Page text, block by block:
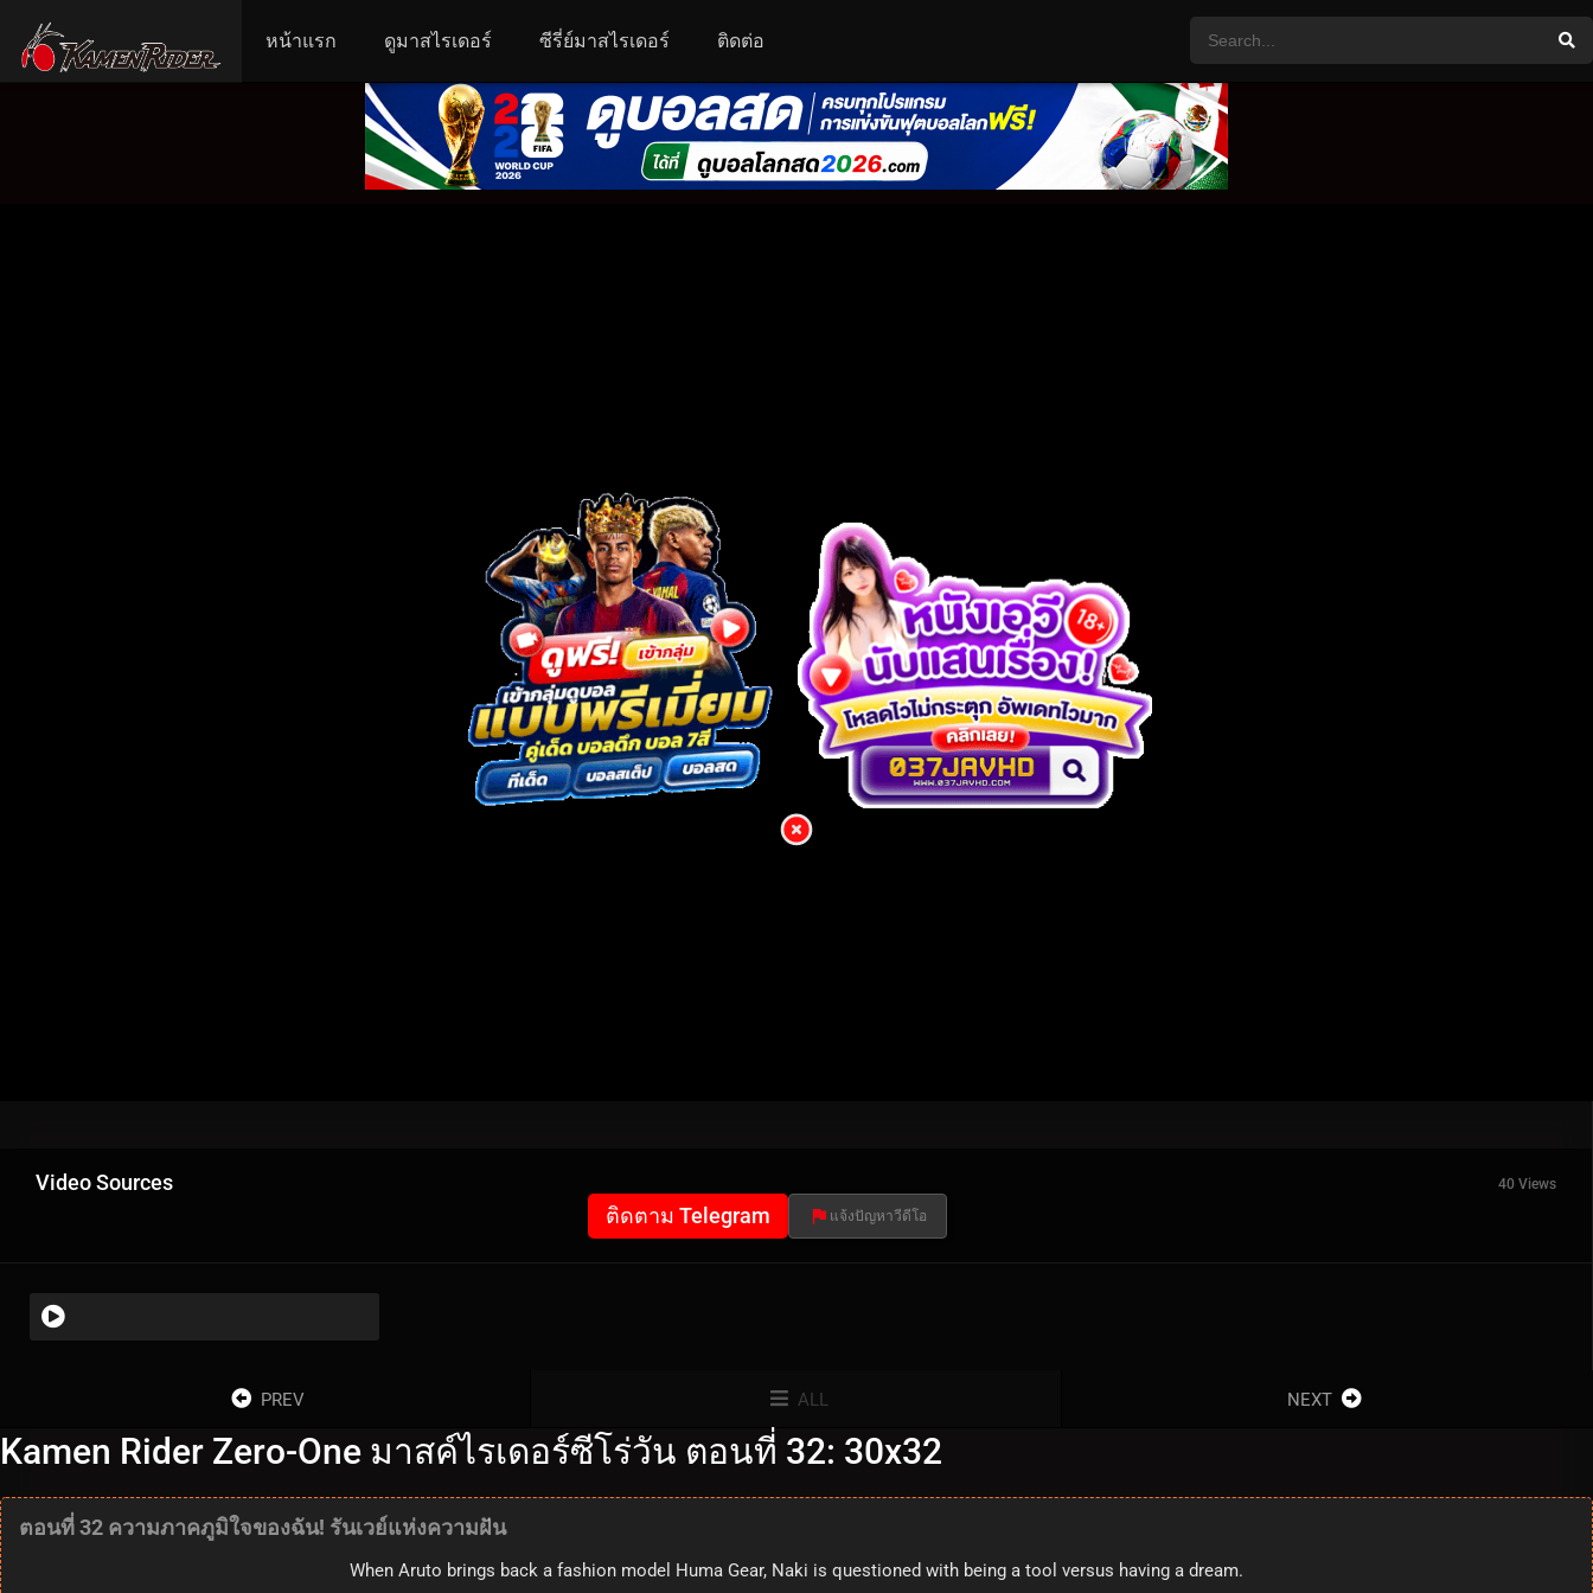
หน้าแรก ดูมาสไรเดอร์ ซีรี่ย์มาสไรเดอร์ ติดต่อ
Video Sources 40 Views
ติดตาม Telegram แจ้งปัญหาวีดีโอ
PREV ALL NEXT
Kamen Rider Zero-One มาสค์ไรเดอร์ซีโร่วัน ตอนที่ 32: 30x32
ตอนที่ 32 ความภาคภูมิใจของฉัน! รันเวย์แห่งความฝัน
When Aruto brings back a fashion model Huma Gear, Naki is questioned with being a tool versus having a dream.